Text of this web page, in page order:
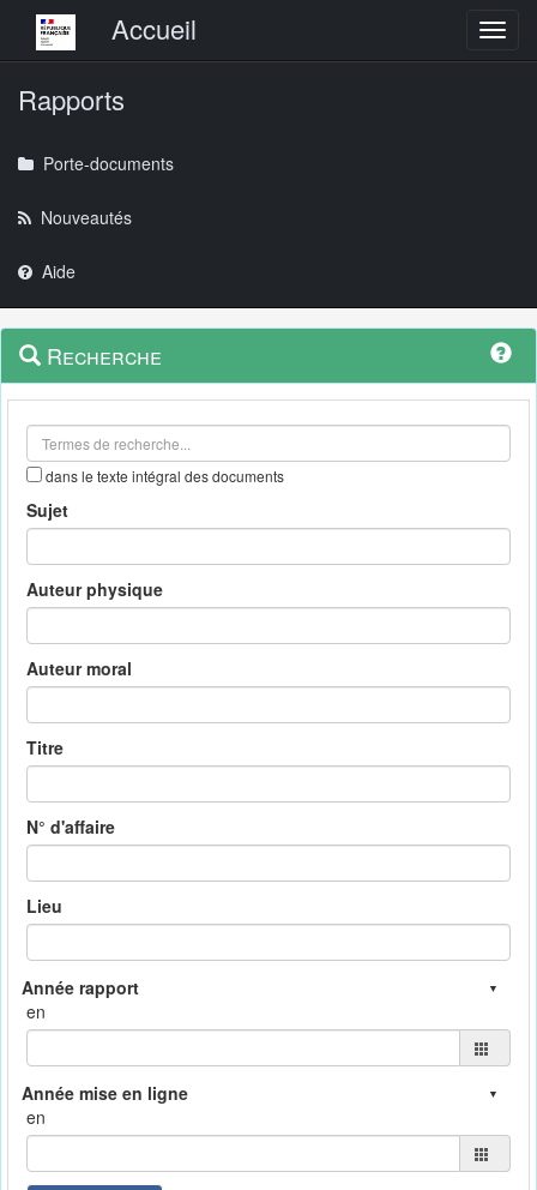
Menu principalAccueil
Rapports
Porte-documents
Nouveautés
Aide
Navigation
outils
Menu
contextuel
Recherche
dans le texte intégral des documents
Sujet
Auteur physique
Auteur moral
Titre
N° d'affaire
Lieu
en
en